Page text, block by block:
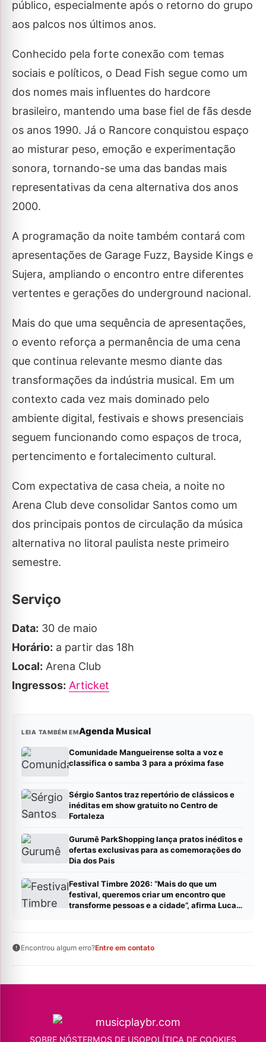
público, especialmente após o retorno do grupo
aos palcos nos últimos anos.
Conhecido pela forte conexão com temas
sociais e políticos, o Dead Fish segue como um
dos nomes mais influentes do hardcore
brasileiro, mantendo uma base fiel de fãs desde
os anos 1990. Já o Rancore conquistou espaço
ao misturar peso, emoção e experimentação
sonora, tornando-se uma das bandas mais
representativas da cena alternativa dos anos
2000.
A programação da noite também contará com
apresentações de Garage Fuzz, Bayside Kings e
Sujera, ampliando o encontro entre diferentes
vertentes e gerações do underground nacional.
Mais do que uma sequência de apresentações,
o evento reforça a permanência de uma cena
que continua relevante mesmo diante das
transformações da indústria musical. Em um
contexto cada vez mais dominado pelo
ambiente digital, festivais e shows presenciais
seguem funcionando como espaços de troca,
pertencimento e fortalecimento cultural.
Com expectativa de casa cheia, a noite no
Arena Club deve consolidar Santos como um
dos principais pontos de circulação da música
alternativa no litoral paulista neste primeiro
semestre.
Serviço
Data: 30 de maio
Horário: a partir das 18h
Local: Arena Club
Ingressos: Articket
LEIA TAMBÉM EMAgenda Musical
Comunidade Mangueirense solta a voz e
classifica o samba 3 para a próxima fase
Sérgio Santos traz repertório de clássicos e
inéditas em show gratuito no Centro de
Fortaleza
Gurumê ParkShopping lança pratos inéditos e
ofertas exclusivas para as comemorações do
Dia dos Pais
Festival Timbre 2026: “Mais do que um
festival, queremos criar um encontro que
transforme pessoas e a cidade”, afirma Lucas
Encontrou algum erro?Entre em contato
SOBRE NÓSTERMOS DE USOPOLÍTICA DE COOKIES